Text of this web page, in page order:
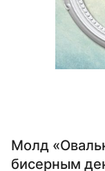
Молд
бисерным